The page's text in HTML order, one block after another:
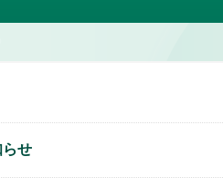
せ